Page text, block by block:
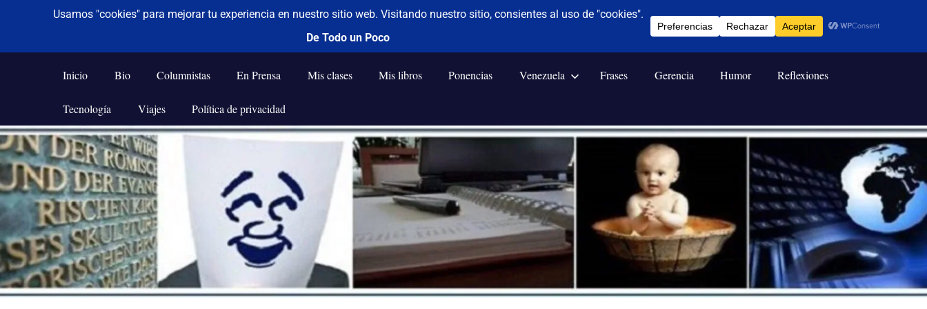
Saltar
al
contenido
De todo un poco
Frases,
Humor,
Tecnología
y
Viajes
Inicio Bio Columnistas En Prensa Mis clases Mis libros Ponencias Venezuela Frases Gerencia Humor Reflexiones
Tecnología Viajes Política de privacidad